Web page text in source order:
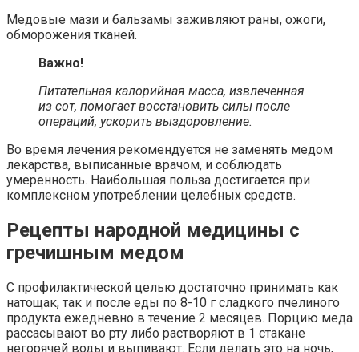
Медовые мази и бальзамы заживляют раны, ожоги,
обморожения тканей.
Важно!
Питательная калорийная масса, извлеченная
из сот, помогает восстановить силы после
операций, ускорить выздоровление.
Во время лечения рекомендуется не заменять медом
лекарства, выписанные врачом, и соблюдать
умеренность. Наибольшая польза достигается при
комплексном употреблении целебных средств.
Рецепты народной медицины с
гречишным медом
С профилактической целью достаточно принимать как
натощак, так и после еды по 8-10 г сладкого пчелиного
продукта ежедневно в течение 2 месяцев. Порцию меда
рассасывают во рту либо растворяют в 1 стакане
негорячей воды и выпивают. Если делать это на ночь,